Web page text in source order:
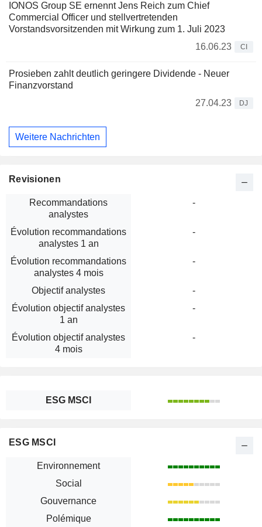
IONOS Group SE ernennt Jens Reich zum Chief
Commercial Officer und stellvertretenden
Vorstandsvorsitzenden mit Wirkung zum 1. Juli 2023
16.06.23
CI
Prosieben zahlt deutlich geringere Dividende - Neuer
Finanzvorstand
27.04.23
DJ
Weitere Nachrichten
Revisionen
Recommandations
analystes
-
Évolution recommandations
analystes 1 an
-
Évolution recommandations
analystes 4 mois
-
Objectif analystes
-
Évolution objectif analystes
1 an
-
Évolution objectif analystes
4 mois
-
ESG MSCI
ESG MSCI
Environnement
Social
Gouvernance
Polémique